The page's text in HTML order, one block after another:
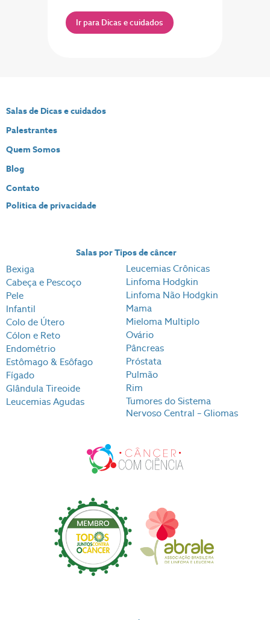
Ir para Dicas e cuidados
Salas de Dicas e cuidados
Palestrantes
Quem Somos
Blog
Contato
Politica de privacidade
Salas por Tipos de câncer
Bexiga
Cabeça e Pescoço
Pele
Infantil
Colo de Útero
Cólon e Reto
Endométrio
Estômago & Esôfago
Fígado
Glândula Tireoide
Leucemias Agudas
Leucemias Crônicas
Linfoma Hodgkin
Linfoma Não Hodgkin
Mama
Mieloma Multiplo
Ovário
Pâncreas
Próstata
Pulmão
Rim
Tumores do Sistema
Nervoso Central – Gliomas